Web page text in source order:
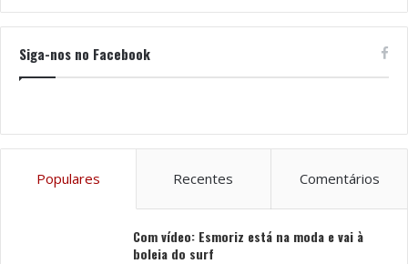
Siga-nos no Facebook
Populares Recentes Comentários
Com vídeo: Esmoriz está na moda e vai à
boleia do surf